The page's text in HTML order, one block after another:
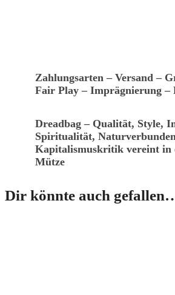
Zahlungsarten – Versand –
Fair Play – Imprägnierung –
Dreadbag – Qualität, Style,
Spiritualität,
Kapitalismuskritik vereint in
Mütze
Dir könnte auch